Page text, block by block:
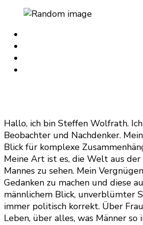
Hallo, ich bin Steffen Wolfrath.
Beobachter und Nachdenker.
Blick für komplexe
Meine Art ist es, die Welt aus der
Mannes zu sehen. Mein
Gedanken zu machen und diese
männlichem Blick, unverblümter
immer politisch korrekt. Über
Leben, über alles, was Männer so